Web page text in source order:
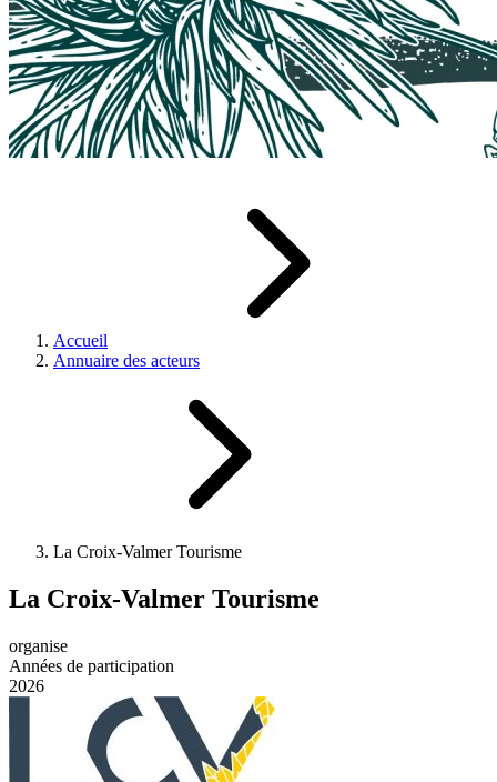
Accueil
Annuaire des acteurs
La Croix-Valmer Tourisme
La Croix-Valmer Tourisme
organise
Années de participation
2026